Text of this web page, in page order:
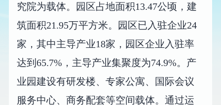
究院为载体。园区占地面积13.47公顷，建
筑面积21.95万平方米。园区已入驻企业24
家，其中主导产业18家，园区企业入驻率
达到65.7%，主导产业集聚度为74.9%。产
业园建设有研发楼、专家公寓、国际会议
服务中心、商务配套等空间载体。通过运